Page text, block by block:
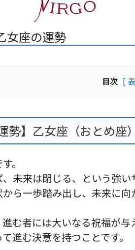
女座の運勢
目次 [
勢】乙女座（おとめ座
。
未来は閉じる、という強い
ら一歩踏み出し、未来に
む者には大いなる祝福が与
進む決意を持つことです。